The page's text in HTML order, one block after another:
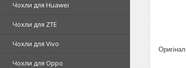
Чохли для Huawei
Чохли для ZTE
Чохли для Vivo
Чохли для Oppo